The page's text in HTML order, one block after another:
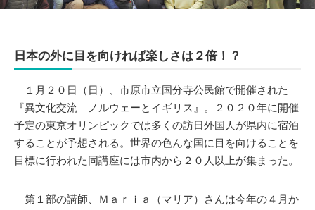
日本の外に目を向ければ楽しさは２倍！？
１月２０日（日）、市原市立国分寺公民館で開催された
『異文化交流 ノルウェーとイギリス』。２０２０年に開催
予定の東京オリンピックでは多くの訪日外国人が県内に宿泊
することが予想される。世界の色んな国に目を向けることを
目標に行われた同講座には市内から２０人以上が集まった。
第１部の講師、Ｍａｒｉａ（マリア）さんは今年の４月か